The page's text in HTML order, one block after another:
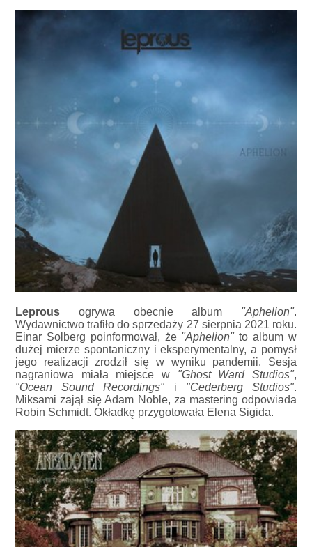
Leprous ogrywa obecnie album "Aphelion".
Wydawnictwo trafiło do sprzedaży 27 sierpnia 2021 roku.
Einar Solberg poinformował, że "Aphelion"to album w
dużej mierze spontaniczny i eksperymentalny, a pomysł
jego realizacji zrodził się w wyniku pandemii. Sesja
nagraniowa miała miejsce w "Ghost Ward Studios",
"Ocean Sound Recordings" i "Cederberg Studios".
Miksami zajął się Adam Noble, za mastering odpowiada
Robin Schmidt. Okładkę przygotowała Elena Sigida.